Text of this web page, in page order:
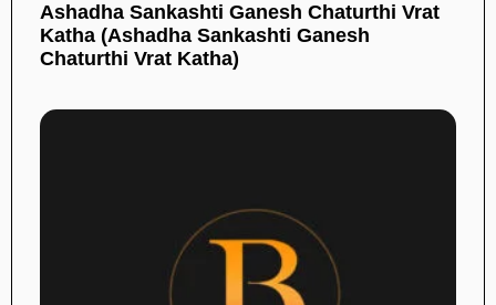
Ashadha Sankashti Ganesh Chaturthi Vrat
Katha (Ashadha Sankashti Ganesh
Chaturthi Vrat Katha)